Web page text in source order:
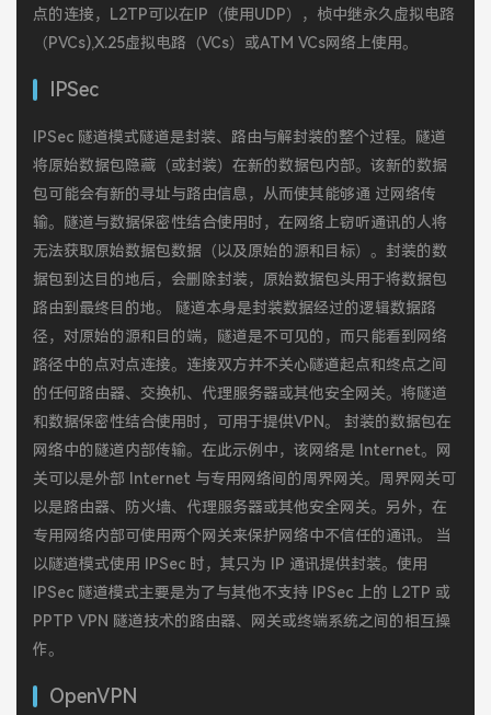
点的连接，L2TP可以在IP（使用UDP），桢中继永久虚拟电路
（PVCs),X.25虚拟电路（VCs）或ATM VCs网络上使用。
IPSec
IPSec 隧道模式隧道是封装、路由与解封装的整个过程。隧道
将原始数据包隐藏（或封装）在新的数据包内部。该新的数据
包可能会有新的寻址与路由信息，从而使其能够通 过网络传
输。隧道与数据保密性结合使用时，在网络上窃听通讯的人将
无法获取原始数据包数据（以及原始的源和目标）。封装的数
据包到达目的地后，会删除封装，原始数据包头用于将数据包
路由到最终目的地。 隧道本身是封装数据经过的逻辑数据路
径，对原始的源和目的端，隧道是不可见的，而只能看到网络
路径中的点对点连接。连接双方并不关心隧道起点和终点之间
的任何路由器、交换机、代理服务器或其他安全网关。将隧道
和数据保密性结合使用时，可用于提供VPN。 封装的数据包在
网络中的隧道内部传输。在此示例中，该网络是 Internet。网
关可以是外部 Internet 与专用网络间的周界网关。周界网关可
以是路由器、防火墙、代理服务器或其他安全网关。另外，在
专用网络内部可使用两个网关来保护网络中不信任的通讯。 当
以隧道模式使用 IPSec 时，其只为 IP 通讯提供封装。使用
IPSec 隧道模式主要是为了与其他不支持 IPSec 上的 L2TP 或
PPTP VPN 隧道技术的路由器、网关或终端系统之间的相互操
作。
OpenVPN